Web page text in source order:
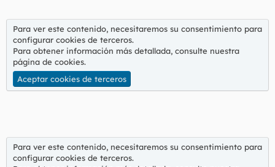
Para ver este contenido, necesitaremos su consentimiento para
configurar cookies de terceros.
Para obtener información más detallada, consulte nuestra
página de cookies.
Aceptar cookies de terceros
Para ver este contenido, necesitaremos su consentimiento para
configurar cookies de terceros.